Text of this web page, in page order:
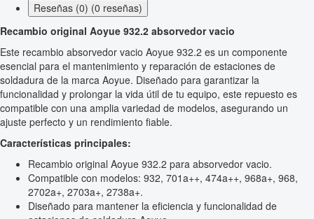
Reseñas (0) (0 reseñas)
Recambio original Aoyue 932.2 absorvedor vacio
Este recambio absorvedor vacio Aoyue 932.2 es un componente
esencial para el mantenimiento y reparación de estaciones de
soldadura de la marca Aoyue. Diseñado para garantizar la
funcionalidad y prolongar la vida útil de tu equipo, este repuesto es
compatible con una amplia variedad de modelos, asegurando un
ajuste perfecto y un rendimiento fiable.
Características principales:
Recambio original Aoyue 932.2 para absorvedor vacio.
Compatible con modelos: 932, 701a++, 474a++, 968a+, 968,
2702a+, 2703a+, 2738a+.
Diseñado para mantener la eficiencia y funcionalidad de